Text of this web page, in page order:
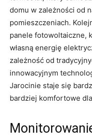
domu w zależności od
pomieszczeniach.
panele fotowoltaiczne,
własną energię
zależność​ od
innowacyjnym
Jarocinie⁢ staje się⁣
bardziej komfortowe